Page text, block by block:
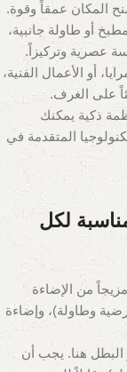
المكان عمقاً وقوة.
أو طاولة جانبية،
عصرية وتركيزاً.
أو الأعمال الفنية،
على الغرف.
ذكية يمكنك
المتقدمة في
لكل
من الإضاءة
وطاولة)، وإضاءة
البطل هنا. يجب أن